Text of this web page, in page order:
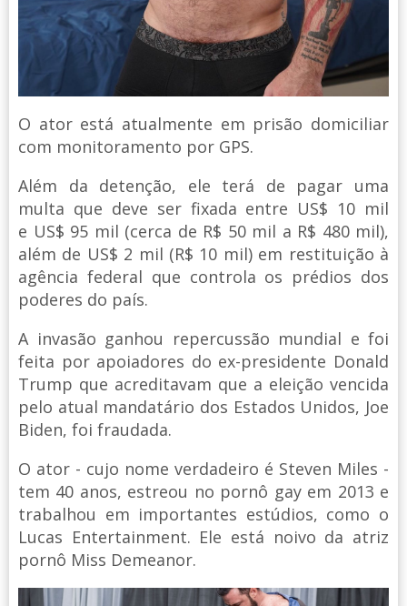
O ator está atualmente em prisão domiciliar
com monitoramento por GPS.
Além da detenção, ele terá de pagar uma
multa que deve ser fixada entre US$ 10 mil
e US$ 95 mil (cerca de R$ 50 mil a R$ 480 mil),
além de US$ 2 mil (R$ 10 mil) em restituição à
agência federal que controla os prédios dos
poderes do país.
A invasão ganhou repercussão mundial e foi
feita por apoiadores do ex-presidente Donald
Trump que acreditavam que a eleição vencida
pelo atual mandatário dos Estados Unidos, Joe
Biden, foi fraudada.
O ator - cujo nome verdadeiro é Steven Miles -
tem 40 anos, estreou no pornô gay em 2013 e
trabalhou em importantes estúdios, como o
Lucas Entertainment. Ele está noivo da atriz
pornô Miss Demeanor.